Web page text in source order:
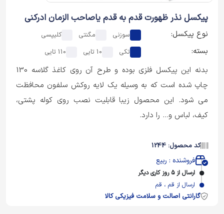
پیکسل نذر ظهورت قدم به قدم یاصاحب الزمان ادرکنی
نوع پیکسل: سوزنی مگنتی کلیپسی
بسته: تکی 10 تایی 110 تایی
بدنه این پیکسل فلزی بوده و طرح آن روی کاغذ گلاسه 130
چاپ شده است که به وسیله یک لایه روکش سلفون محافظت
می شود. این محصول زیبا قابلیت نصب روی کوله پشتی،
کیف، لباس و... را دارد.
کد محصول: 1244
فروشنده : ربیع
ارسال از 5 روز کاری دیگر
ارسال از قم ، قم
گارانتی اصالت و سلامت فیزیکی کالا